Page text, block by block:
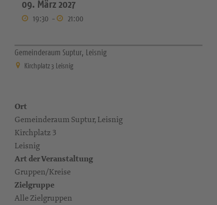
09. März 2027
19:30 - 21:00
Gemeinderaum Suptur, Leisnig
Kirchplatz 3 Leisnig
Ort
Gemeinderaum Suptur, Leisnig
Kirchplatz 3
Leisnig
Art der Veranstaltung
Gruppen/Kreise
Zielgruppe
Alle Zielgruppen